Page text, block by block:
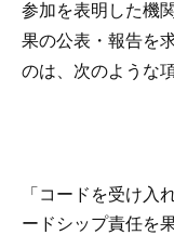
参加を表明した機
果の公表・報告を
のは、次のような
「コードを受け入
ードシップ責任を